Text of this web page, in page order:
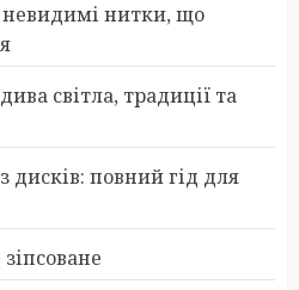
невидимі нитки, що
світла, традиції та
дисків: повний гід для